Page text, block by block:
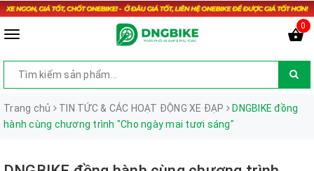
0
Trang chủ TIN TỨC & CÁC HOẠT ĐỘNG XE ĐẠP
DNGBIKE đồng
hành cùng chương trình "Cho ngày mai tươi sáng"